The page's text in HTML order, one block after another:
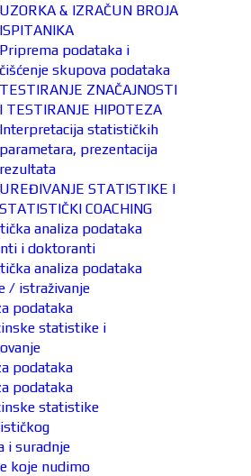
UZORKA & IZRAČUN BROJA
ISPITANIKA
Priprema podataka i
čišćenje skupova podataka
TESTIRANJE ZNAČAJNOSTI
I TESTIRANJE HIPOTEZA
Interpretacija statističkih
parametara, prezentacija
rezultata
UREĐIVANJE STATISTIKE I
STATISTIČKI COACHING
analiza podataka
i doktoranti
analiza podataka
/ istraživanje
podataka
statistike i
podataka
podataka
statistike
i suradnje
koje nudimo